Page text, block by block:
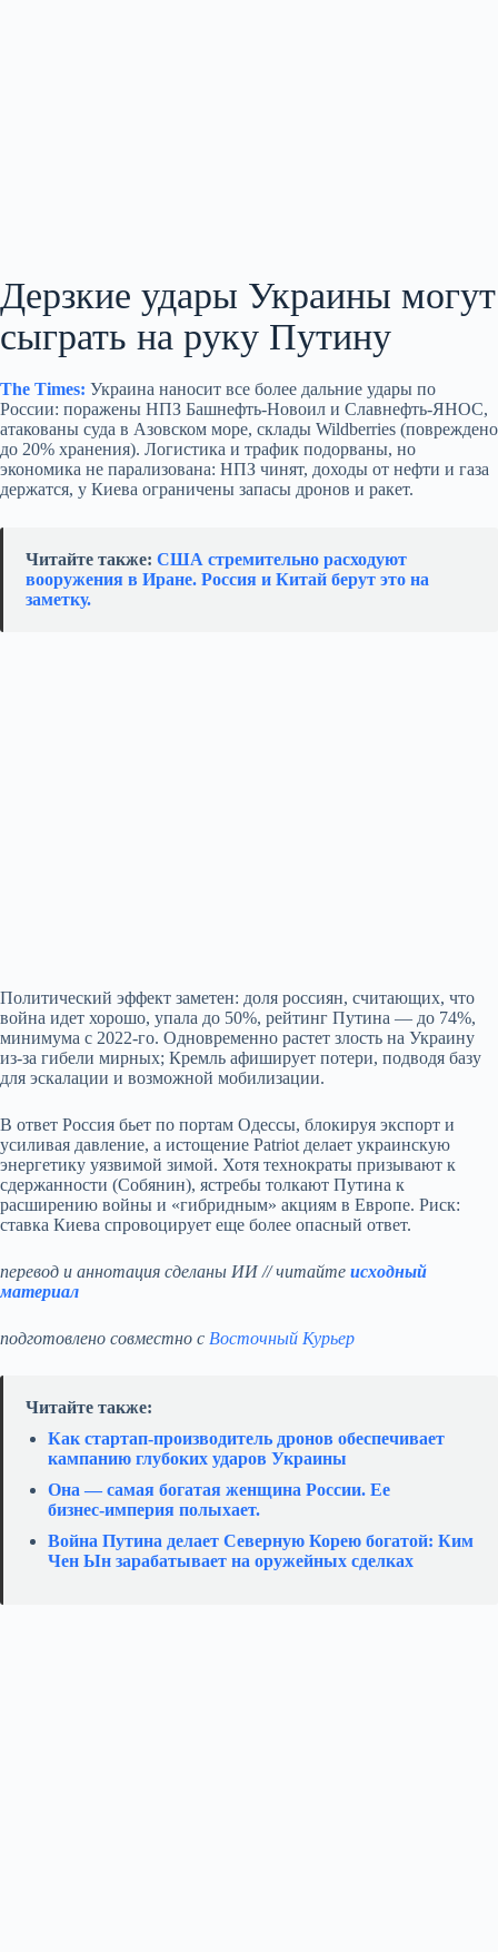
Дерзкие удары Украины могут
сыграть на руку Путину
The Times: Украина наносит все более дальние удары по
России: поражены НПЗ Башнефть‑Новоил и Славнефть‑ЯНОС,
атакованы суда в Азовском море, склады Wildberries (повреждено
до 20% хранения). Логистика и трафик подорваны, но
экономика не парализована: НПЗ чинят, доходы от нефти и газа
держатся, у Киева ограничены запасы дронов и ракет.
Читайте также: США стремительно расходуют
вооружения в Иране. Россия и Китай берут это на
заметку.
Политический эффект заметен: доля россиян, считающих, что
война идет хорошо, упала до 50%, рейтинг Путина — до 74%,
минимума с 2022‑го. Одновременно растет злость на Украину
из‑за гибели мирных; Кремль афиширует потери, подводя базу
для эскалации и возможной мобилизации.
В ответ Россия бьет по портам Одессы, блокируя экспорт и
усиливая давление, а истощение Patriot делает украинскую
энергетику уязвимой зимой. Хотя технократы призывают к
сдержанности (Собянин), ястребы толкают Путина к
расширению войны и «гибридным» акциям в Европе. Риск:
ставка Киева спровоцирует еще более опасный ответ.
перевод и аннотация сделаны ИИ // читайте исходный
материал
подготовлено совместно с Восточный Курьер
Читайте также:
Как стартап‑производитель дронов обеспечивает
кампанию глубоких ударов Украины
Она — самая богатая женщина России. Ее
бизнес‑империя полыхает.
Война Путина делает Северную Корею богатой: Ким
Чен Ын зарабатывает на оружейных сделках